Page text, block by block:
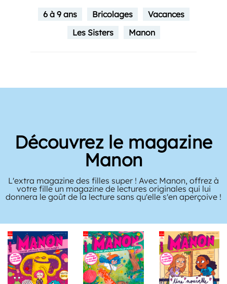
6 à 9 ans Bricolages
Vacances
Les Sisters
Manon
Découvrez le magazine
Manon
L'extra magazine des filles super ! Avec Manon, offrez à
votre fille un magazine de lectures originales qui lui
donnera le goût de la lecture sans qu'elle s'en aperçoive !